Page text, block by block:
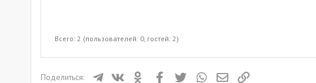
Всего: 2 (пользователей: 0, гостей: 2)
Поделиться: ТелеграмВКонтактеОдноклассники
FacebookTwitter WhatsAppЭлектронная почта